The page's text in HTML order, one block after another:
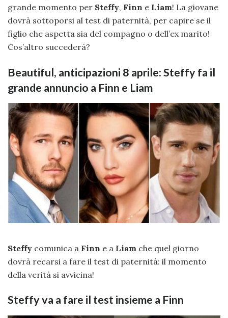
grande momento per Steffy, Finn e Liam! La giovane
dovrà sottoporsi al test di paternità, per capire se il
figlio che aspetta sia del compagno o dell’ex marito!
Cos’altro succederà?
Beautiful, anticipazioni 8 aprile: Steffy fa il
grande annuncio a Finn e Liam
Steffy comunica a Finn e a Liam che quel giorno
dovrà recarsi a fare il test di paternità: il momento
della verità si avvicina!
Steffy va a fare il test insieme a Finn